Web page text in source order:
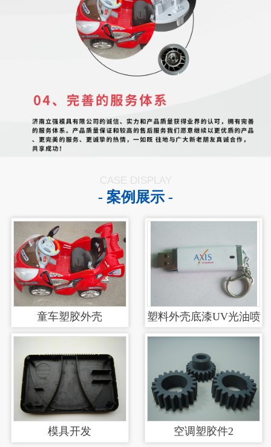
CASE DISPLAY
- 案例展示 -
童车塑胶外壳
塑料外壳底漆UV光油喷
涂加工
模具开发 空调塑胶件2